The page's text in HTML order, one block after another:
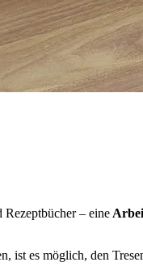
– eine
ist es möglich, den